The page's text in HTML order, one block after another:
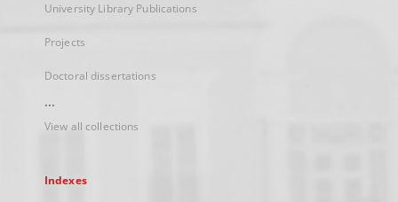
University Library Publications
Projects
Doctoral dissertations
...
View all collections
Indexes